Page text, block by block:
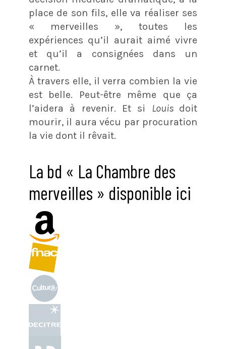
place de son fils, elle va réaliser ses
« merveilles », toutes les
expériences qu’il aurait aimé vivre
et qu’il a consignées dans un
carnet.
À travers elle, il verra combien la vie
est belle. Peut-être même que ça
l’aidera à revenir. Et si Louis doit
mourir, il aura vécu par procuration
la vie dont il rêvait.
La bd « La Chambre des
merveilles » disponible ici